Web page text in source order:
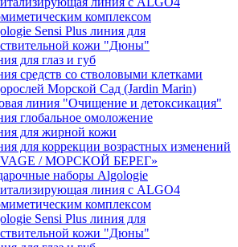
комплексом
Sensi Plus линия для
кожи "Дюны"
для глаз и губ
средств со стволовыми клетками
Морской Сад (Jardin Marin)
линия "Очищение и детоксикация"
глобальное омоложение
для жирной кожи
для коррекции возрастных изменений
/ МОРСКОЙ БЕРЕГ»
наборы Algologie
линия с ALGO4
комплексом
Sensi Plus линия для
кожи "Дюны"